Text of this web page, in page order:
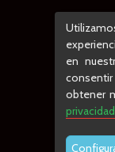
en
obtener